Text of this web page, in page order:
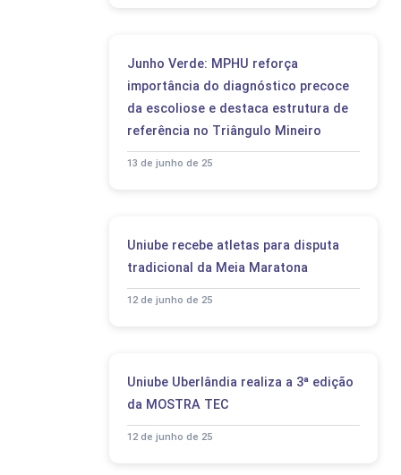
Junho Verde: MPHU reforça
importância do diagnóstico precoce
da escoliose e destaca estrutura de
referência no Triângulo Mineiro
13 de junho de 25
Uniube recebe atletas para disputa
tradicional da Meia Maratona
12 de junho de 25
Uniube Uberlândia realiza a 3ª edição
da MOSTRA TEC
12 de junho de 25